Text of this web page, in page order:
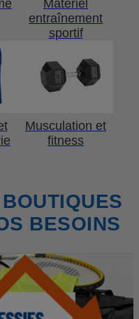
Matériel
entraînement
sportif
Musculation et
fitness
BESOINS